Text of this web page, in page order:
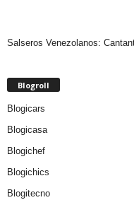
Salseros Venezolanos:
Blogroll
Blogicars
Blogicasa
Blogichef
Blogichics
Blogitecno